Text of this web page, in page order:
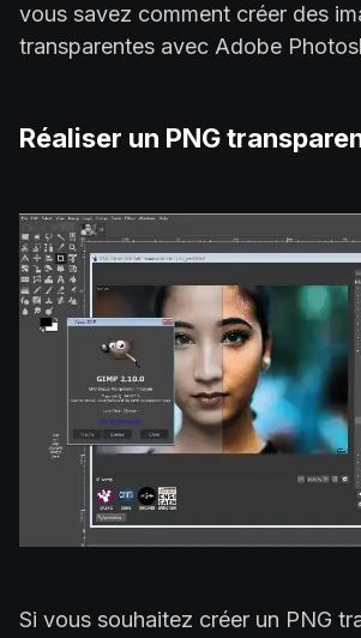
vous savez comment créer des
transparentes avec Adobe
Réaliser un PNG
Si vous souhaitez créer un PNG